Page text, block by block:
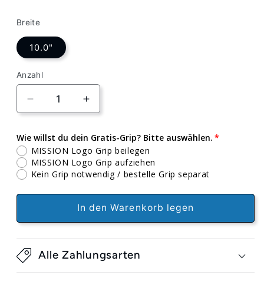
Breite
10.0"
Anzahl
Verringere
die
für
Anti
Hero
Pill
Classic
10.0
Deck
Erhöhe
die
für
Anti
Hero
Horse
Pill
Team
Classic
Deck
Wie willst du dein Gratis-Grip? Bitte auswählen.
MISSION Logo Grip beilegen
MISSION Logo Grip aufziehen
Kein Grip notwendig / bestelle Grip separat
In den Warenkorb legen
Alle Zahlungsarten